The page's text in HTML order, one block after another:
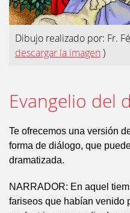
Dibujo realizado por: Fr.
descargar la imagen )
Evangelio del
Te ofrecemos una versión
forma de diálogo, que
dramatizada.
NARRADOR: En aquel
fariseos que habían venido